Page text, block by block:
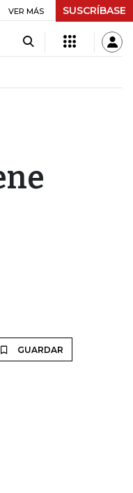
UVR $ 416,96 +$ 0,05 +0,01%
VER MÁS SUSCRÍBASE
GUARDAR